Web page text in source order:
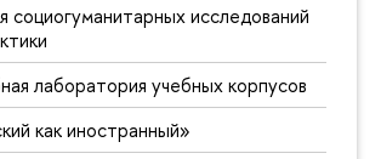
социогуманитарных исследований
лаборатория учебных корпусов
как иностранный»